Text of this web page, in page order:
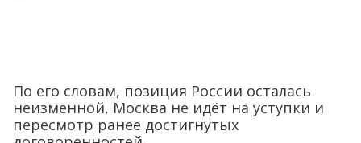
По его словам, позиция России осталась
неизменной, Москва не идёт на уступки и
пересмотр ранее достигнутых